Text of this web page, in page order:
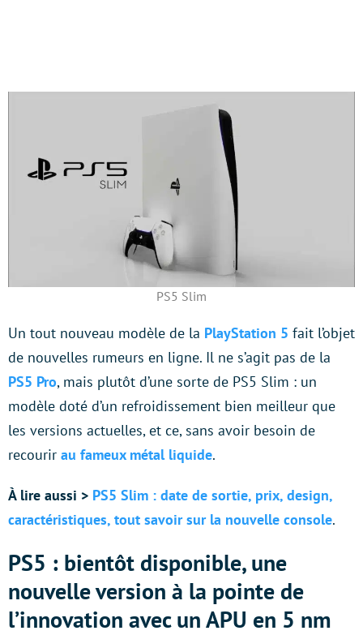
PS5 Slim
Un tout nouveau modèle de la PlayStation 5 fait l’objet
de nouvelles rumeurs en ligne. Il ne s’agit pas de la
PS5 Pro, mais plutôt d’une sorte de PS5 Slim : un
modèle doté d’un refroidissement bien meilleur que
les versions actuelles, et ce, sans avoir besoin de
recourir au fameux métal liquide.
À lire aussi > PS5 Slim : date de sortie, prix, design,
caractéristiques, tout savoir sur la nouvelle console.
PS5 : bientôt disponible, une
nouvelle version à la pointe de
l’innovation avec un APU en 5 nm